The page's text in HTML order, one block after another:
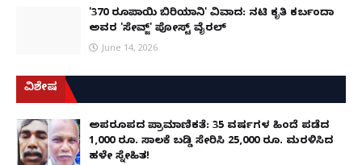
'370 ರೂಪಾಯಿ ಬಿರಿಯಾನಿ' ವಿವಾದ: ನಟಿ ಕೃತಿ ಕರ್ಬಂದಾ
ಅವರ 'ಸೇವ್ಜ್' ಪೋಸ್ಟ್ ವೈರಲ್
June 14, 2026
ವಿಶೇಷ
ಅಪರೂಪದ ಪ್ರಾಮಾಣಿಕತೆ: 35 ವರ್ಷಗಳ ಹಿಂದೆ ಪಡೆದ
1,000 ರೂ. ಸಾಲಕ್ಕೆ ಬಡ್ಡಿ ಸೇರಿಸಿ 25,000 ರೂ. ಮರಳಿಸಿದ
ಹಳೇ ಸ್ನೇಹಿತ!